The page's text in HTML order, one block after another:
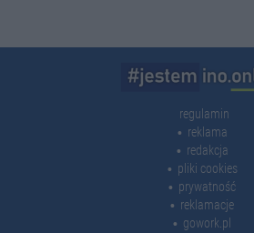
regulamin
reklama
redakcja
pliki cookies
prywatność
reklamacje
gowork.pl